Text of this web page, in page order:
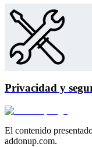
Privacidad y
El contenido
addonup.com.